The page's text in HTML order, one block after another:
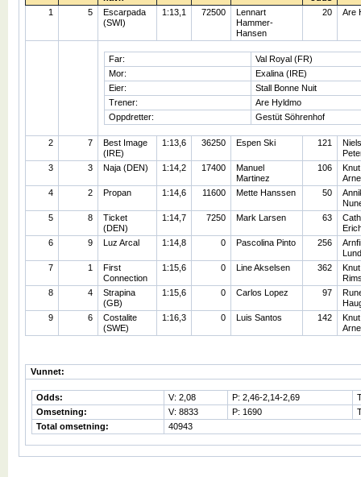
1 5
Escarpada
(SWI)
1:13,1 72500
Lennart
Hammer-
Hansen
20 Are
Far:
Val Royal (FR)
Mor:
Exalina (IRE)
Eier:
Stall Bonne Nuit
Trener:
Are Hyldmo
Oppdretter:
Gestüt Söhrenhof
2 7
Best Image
(IRE)
1:13,6 36250 Espen Ski 121
Niels
3
3 Naja (DEN) 1:14,2 17400
Manuel
Martinez
106
4
2 Propan 1:14,6 11600 Mette Hanssen 50
5
8
Ticket
(DEN)
1:14,7 7250 Mark Larsen 63
6
9 Luz Arcal 1:14,8 0 Pascolina Pinto 256
Lund
7
1
First
Connection
1:15,6 0 Line Akselsen 362
8
4
Strapina
(GB)
1:15,6 0 Carlos Lopez 97
9
6
Costalite
(SWE)
1:16,3 0 Luis Santos 142
Vunnet:
Odds: V: 2,08 P: 2,46-2,14-2,69
Omsetning:
V: 8833 P: 1690
Total omsetning:
40943